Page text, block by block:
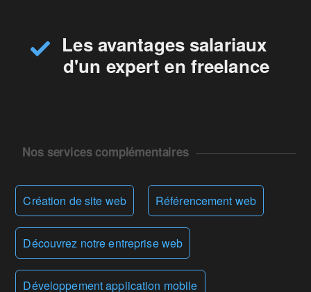
Les avantages salariaux
d'un expert en freelance
Nos services complémentaires
Création de site web Référencement web
Découvrez notre entreprise web
Développement application mobile